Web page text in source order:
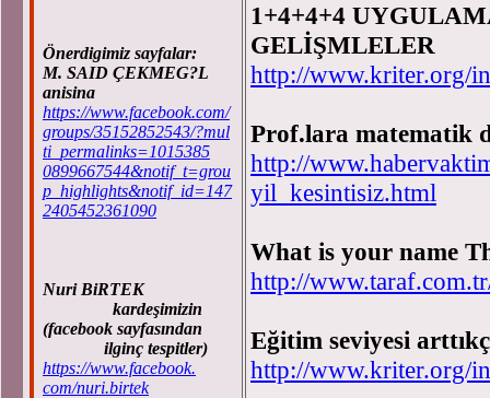
Önerdigimiz sayfalar:
M. SAID ÇEKMEG?L
anisina
https://www.facebook.com/
groups/35152852543/?mul
ti_permalinks=1015385
0899667544&notif_t=grou
p_highlights&notif_id=147
2405452361090
Nuri BiRTEK
kardeşimizin
(facebook sayfasından
ilginç tespitler)
https://www.facebook.
com/nuri.birtek
1+4+4+4
GELİŞMLELER
http://www.kriter.org/
Prof.lara matematik
http://
yil_kesintisiz.html
What is your name
http://
Eğitim seviyesi
http://www.kriter.org/